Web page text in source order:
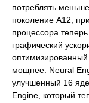
потреблять
поколение A12,
процессора
графический
мощнее. Neural
улучшенный 16
Engine, который